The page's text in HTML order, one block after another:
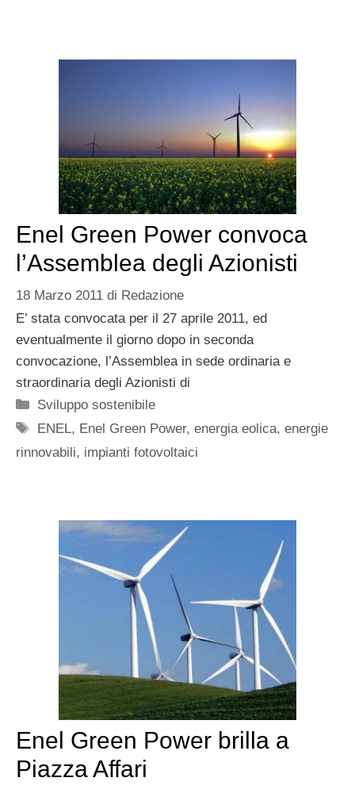
Enel Green Power convoca
l’Assemblea degli Azionisti
18 Marzo 2011 di Redazione
E’ stata convocata per il 27 aprile 2011, ed
eventualmente il giorno dopo in seconda
convocazione, l’Assemblea in sede ordinaria e
straordinaria degli Azionisti di
Categorie
Sviluppo sostenibile
Tag
ENEL, Enel Green Power,energia eolica,energie
rinnovabili, impianti fotovoltaici
Enel Green Power brilla a
Piazza Affari